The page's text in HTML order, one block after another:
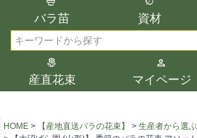
バラ苗 資材
産直花束 マイページ
検索
複数の条件を選択し
選択した項目全てに
結果に表示されます。
タイプ、カラー、ブ
択してください。
HOME 【産地直送バラの花束】 生産者から選ぶ